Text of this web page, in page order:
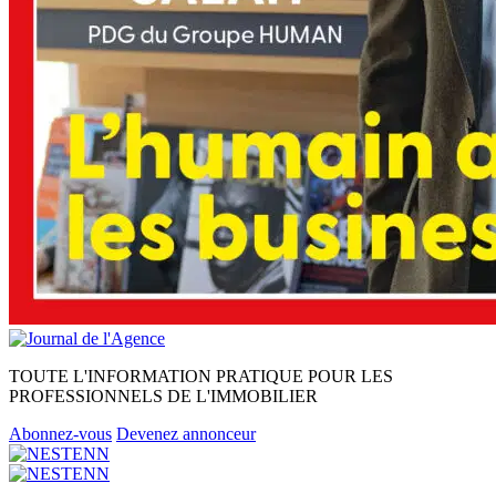
TOUTE L'INFORMATION PRATIQUE POUR LES
PROFESSIONNELS DE L'IMMOBILIER
Abonnez-vous Devenez annonceur